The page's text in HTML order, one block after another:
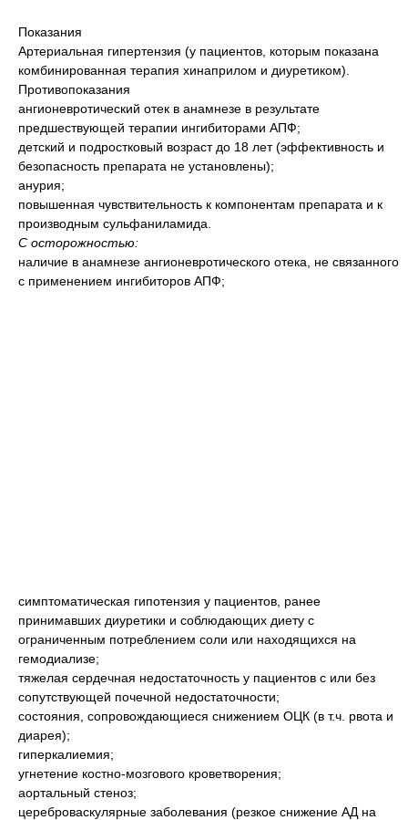
Показания
Артериальная гипертензия (у пациентов, которым показана
комбинированная терапия хинаприлом и диуретиком).
Противопоказания
ангионевротический отек в анамнезе в результате
предшествующей терапии ингибиторами АПФ;
детский и подростковый возраст до 18 лет (эффективность и
безопасность препарата не установлены);
анурия;
повышенная чувствительность к компонентам препарата и к
производным сульфаниламида.
С осторожностью:
наличие в анамнезе ангионевротического отека, не связанного
с применением ингибиторов АПФ;
симптоматическая гипотензия у пациентов, ранее
принимавших диуретики и соблюдающих диету с
ограниченным потреблением соли или находящихся на
гемодиализе;
тяжелая сердечная недостаточность у пациентов с или без
сопутствующей почечной недостаточности;
состояния, сопровождающиеся снижением ОЦК (в т.ч. рвота и
диарея);
гиперкалиемия;
угнетение костно-мозгового кроветворения;
аортальный стеноз;
цереброваскулярные заболевания (резкое снижение АД на